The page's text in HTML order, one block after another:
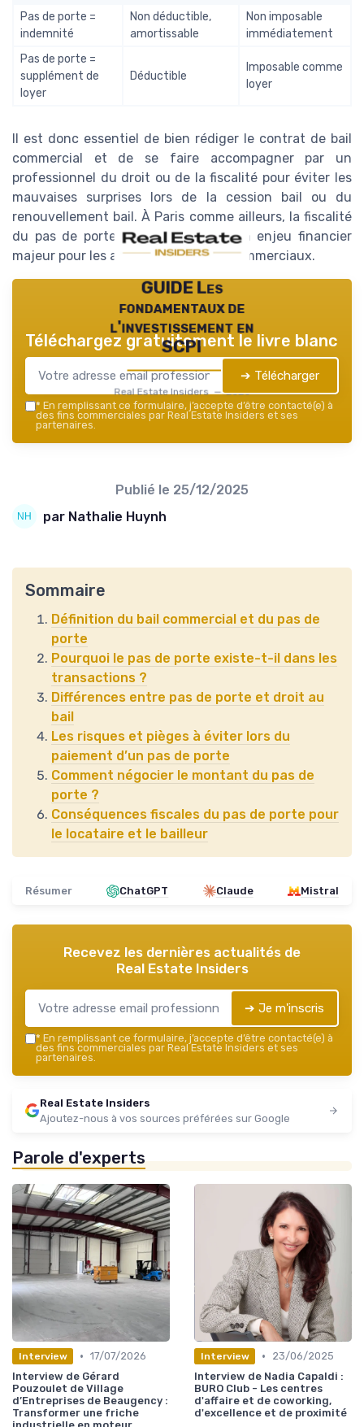
Pas de porte =
indemnité
Non déductible,
amortissable
Non imposable
immédiatement
Pas de porte =
supplément de
loyer
Déductible
Imposable comme
loyer
Il est donc essentiel de bien rédiger le contrat de bail
commercial et de se faire accompagner par un
professionnel du droit ou de la fiscalité pour éviter les
mauvaises surprises lors de la cession bail ou du
renouvellement bail. À Paris comme ailleurs, la fiscalité
du pas de porte peut représenter un enjeu financier
majeur pour les acteurs des locaux commerciaux.
GUIDE Les
fondamentaux de
l'investissement en
SCPI
Real Estate Insiders — 2026
Téléchargez gratuitement le livre blanc
➔ Télécharger
* En remplissant ce formulaire, j’accepte d’être contacté(e) à
des fins commerciales par Real Estate Insiders et ses
partenaires.
Publié le 25/12/2025
par Nathalie Huynh
Sommaire
Définition du bail commercial et du pas de
porte
Pourquoi le pas de porte existe-t-il dans les
transactions ?
Différences entre pas de porte et droit au
bail
Les risques et pièges à éviter lors du
paiement d’un pas de porte
Comment négocier le montant du pas de
porte ?
Conséquences fiscales du pas de porte pour
le locataire et le bailleur
Résumer ChatGPT Claude Mistral
Recevez les dernières actualités de
Real Estate Insiders
➔ Je m'inscris
* En remplissant ce formulaire, j’accepte d’être contacté(e) à
des fins commerciales par Real Estate Insiders et ses
partenaires.
Real Estate Insiders
Ajoutez-nous à vos sources préférées sur Google
Parole d'experts
Interview • 17/07/2026
Interview de Gérard
Pouzoulet de Village
d’Entreprises de Beaugency :
Transformer une friche
Interview •
23/06/2025
Interview de Nadia Capaldi :
BURO Club - Les centres
d'affaire et de coworking,
d'excellence et de proximité